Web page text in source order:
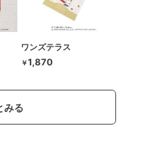
ワンズテラス
￥1,870
みる